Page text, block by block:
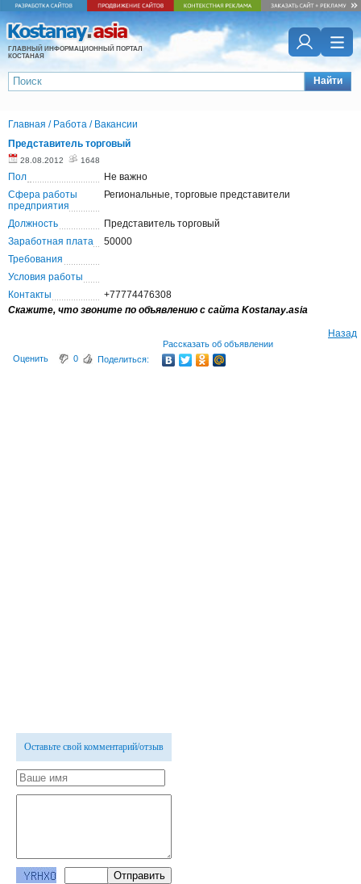
ГЛАВНЫЙ ИНФОРМАЦИОННЫЙ ПОРТАЛ
КОСТАНАЯ
Найти
Главная / Работа / Вакансии
Представитель торговый
28.08.2012 1648
Пол
Не важно
Сфера работы
предприятия
Региональные, торговые представители
Должность
Представитель торговый
Заработная плата
50000
Требования
Условия работы
Контакты
+77774476308
Скажите, что звоните по объявлению с сайта Kostanay.asia
Назад
Рассказать об объявлении
Оценить
0 Поделиться:
Оставьте свой комментарий/отзыв